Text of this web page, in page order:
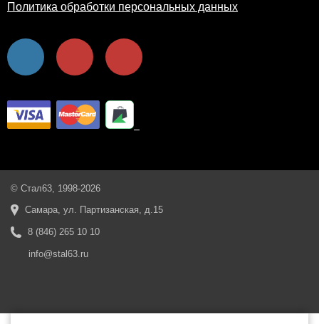
Политика обработки персональных данных
© Стал63, 1998-2026
Самара, ул. Партизанская, д.15
8 (846) 265 10 10
info@stal63.ru